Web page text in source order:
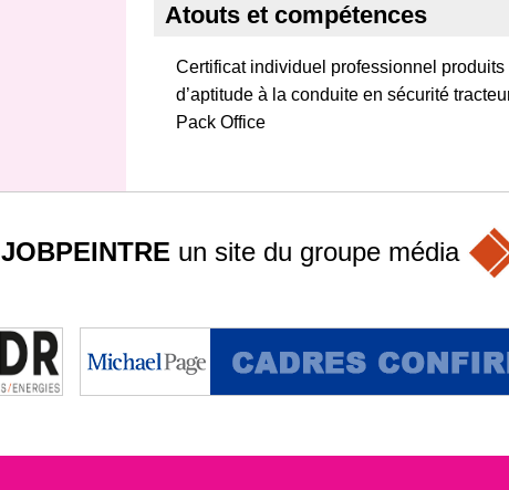
Atouts et compétences
Certificat individuel professionnel
d’aptitude à la conduite en sécurité
Pack Office
JOBPEINTRE un site du groupe média